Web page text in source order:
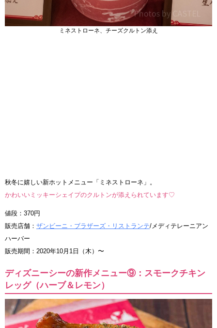
ミネストローネ、チーズクルトン添え
秋冬に嬉しい新ホットメニュー「ミネストローネ」。
かわいいミッキーシェイプのクルトンが添えられています♡
値段：370円
販売店舗： ザンビーニ・ブラザーズ・リストランテ/メディテレーニアン
ハーバー
販売期間：2020年10月1日（木）〜
ディズニーシーの新作メニュー⑨：スモークチキン
レッグ（ハーブ＆レモン）